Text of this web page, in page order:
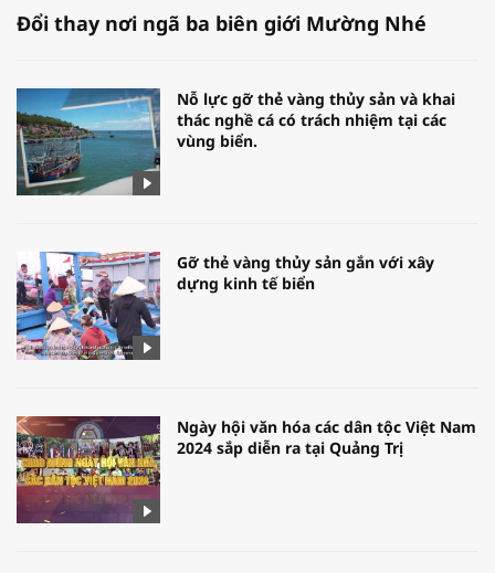
Đổi thay nơi ngã ba biên giới Mường Nhé
Nỗ lực gỡ thẻ vàng thủy sản và khai
thác nghề cá có trách nhiệm tại các
vùng biển.
Gỡ thẻ vàng thủy sản gắn với xây
dựng kinh tế biển
Ngày hội văn hóa các dân tộc Việt Nam
2024 sắp diễn ra tại Quảng Trị